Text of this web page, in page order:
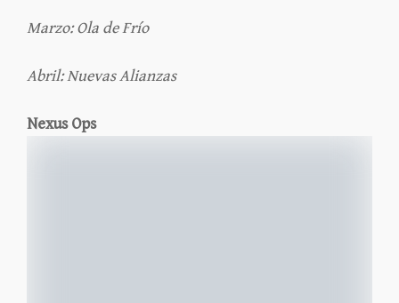
Marzo: Ola de Frío
Abril: Nuevas Alianzas
Nexus Ops